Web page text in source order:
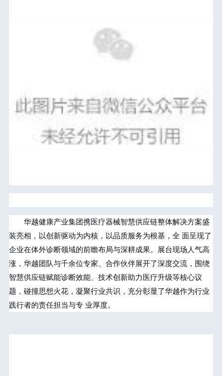
华越健康产业集团携医疗器械智慧供应链整体解决方案盛
装亮相，以创新驱动为内核，以品质服务为根基，全 面呈现了
企业在体外诊断领域的前瞻布局与深耕成果。展台现场人气高
涨，华越团队与千余位专家、合作伙伴展开了深度交流，围绕
智慧供应链赋能诊断效能、技术创新助力医疗升级等核心议
题，碰撞思想火花，凝聚行业共识，充分彰显了华越作为行业
践行者的责任担当与专 业厚度。